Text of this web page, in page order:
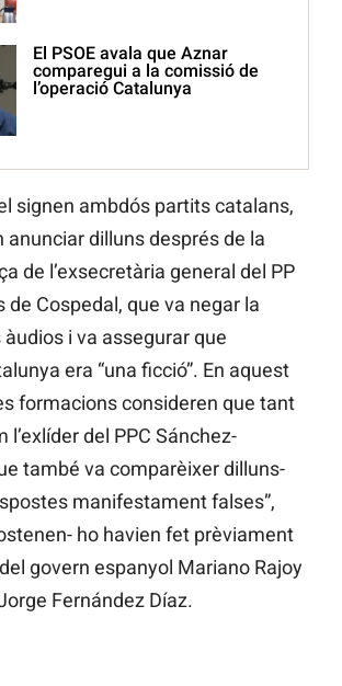
El PSOE avala que Aznar
comparegui a la comissió de
l’operació Catalunya
signen ambdós partits catalans,
anunciar dilluns després de la
de l’exsecretària general del PP
de Cospedal, que va negar la
i va assegurar que
era “una ficció”. En aquest
formacions consideren que tant
l’exlíder del PPC Sánchez-
també va comparèixer dilluns-
manifestament falses”,
ho havien fet prèviament
govern espanyol Mariano Rajoy
Fernández Díaz.